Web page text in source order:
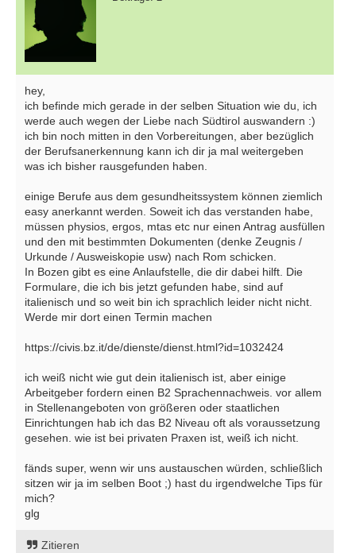
hey,
ich befinde mich gerade in der selben Situation wie du, ich
werde auch wegen der Liebe nach Südtirol auswandern :)
ich bin noch mitten in den Vorbereitungen, aber bezüglich
der Berufsanerkennung kann ich dir ja mal weitergeben
was ich bisher rausgefunden haben.
einige Berufe aus dem gesundheitssystem können ziemlich
easy anerkannt werden. Soweit ich das verstanden habe,
müssen physios, ergos, mtas etc nur einen Antrag ausfüllen
und den mit bestimmten Dokumenten (denke Zeugnis /
Urkunde / Ausweiskopie usw) nach Rom schicken.
In Bozen gibt es eine Anlaufstelle, die dir dabei hilft. Die
Formulare, die ich bis jetzt gefunden habe, sind auf
italienisch und so weit bin ich sprachlich leider nicht nicht.
Werde mir dort einen Termin machen
https://civis.bz.it/de/dienste/dienst.html?id=1032424
ich weiß nicht wie gut dein italienisch ist, aber einige
Arbeitgeber fordern einen B2 Sprachennachweis. vor allem
in Stellenangeboten von größeren oder staatlichen
Einrichtungen hab ich das B2 Niveau oft als voraussetzung
gesehen. wie ist bei privaten Praxen ist, weiß ich nicht.
fänds super, wenn wir uns austauschen würden, schließlich
sitzen wir ja im selben Boot ;) hast du irgendwelche Tips für
mich?
glg
Zitieren